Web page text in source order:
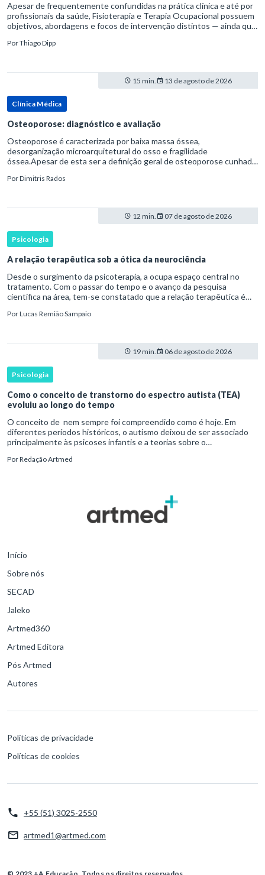
Apesar de frequentemente confundidas na prática clínica e até por
profissionais da saúde, Fisioterapia e Terapia Ocupacional possuem
objetivos, abordagens e focos de intervenção distintos — ainda que
PorThiago Dipp
15 min. 13 de agosto de 2026
Clínica Médica
Osteoporose: diagnóstico e avaliação
Osteoporose é caracterizada por baixa massa óssea,
desorganização microarquitetural do osso e fragilidade
óssea.Apesar de esta ser a definição geral de osteoporose cunhada
patofisiológico, e não c
PorDimitris Rados
12 min. 07 de agosto de 2026
Psicologia
A relação terapêutica sob a ótica da neurociência
Desde o surgimento da psicoterapia, a ocupa espaço central no
tratamento. Com o passar do tempo e o avanço da pesquisa
científica na área, tem-se constatado que a relação terapêutica é
PorLucas Remião Sampaio
19 min. 06 de agosto de 2026
Psicologia
Como o conceito de transtorno do espectro autista (TEA)
evoluiu ao longo do tempo
O conceito de nem sempre foi compreendido como é hoje. Em
diferentes períodos históricos, o autismo deixou de ser associado
principalmente às psicoses infantis e a teorias sobre o
transtorno do des
PorRedação Artmed
Início
Sobre nós
SECAD
Jaleko
Artmed360
Artmed Editora
Pós Artmed
Autores
Políticas de privacidade
Políticas de cookies
+55 (51) 3025-2550
artmed1@artmed.com